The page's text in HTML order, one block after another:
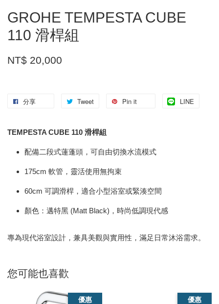
GROHE TEMPESTA CUBE
110 滑桿組
NT$ 20,000
分享 Tweet Pin it LINE
TEMPESTA CUBE 110 滑桿組
配備二段式蓮蓬頭，可自由切換水流模式
175cm 軟管，靈活使用無拘束
60cm 可調滑桿，適合小型浴室或緊湊空間
顏色：邁特黑 (Matt Black)，時尚低調現代感
專為現代浴室設計，兼具美觀與實用性，滿足日常沐浴需求。
您可能也喜歡
優惠 優惠